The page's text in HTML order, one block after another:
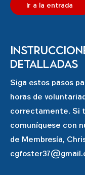
Ir a la entrada
detalladas
Siga estos pasos
horas de
correctamente. Si
comuníquese con
de Membresía,